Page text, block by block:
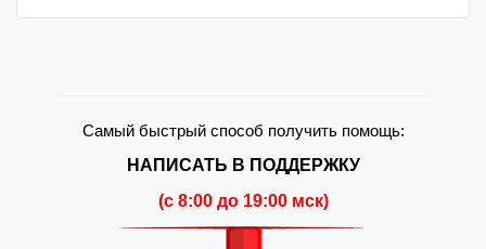
Самый быстрый способ получить помощь:
НАПИСАТЬ В ПОДДЕРЖКУ
(c 8:00 до 19:00 мск)